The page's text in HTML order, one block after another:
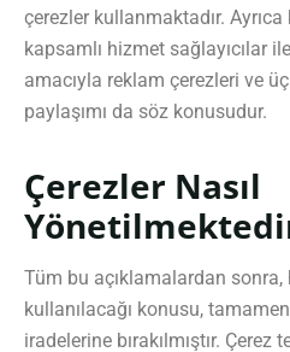
çerezler kullanmaktadır. Ayrıca
kapsamlı hizmet sağlayıcılar
amacıyla reklam çerezleri ve
paylaşımı da söz konusudur.
Çerezler Nasıl
Tüm bu açıklamalardan sonra,
kullanılacağı konusu, tamamen
iradelerine bırakılmıştır. Çerez